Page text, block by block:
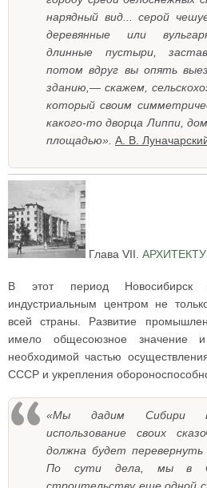
нарядный вид... серой
деревянные или
длинные пустыри,
потом вдруг вы опять
зданию,— скажем,
который своим
какого-то дворца Липпи,
площадью». А. В.
Глава VII.
В этот период Новосибирск
индустриальным центром не
всей страны. Развитие
имело общесоюзное значение
необходимой частью
СССР и укрепления
«Мы дадим Сибири
использование своих
должна будет перевернуть
По сути дела, мы в